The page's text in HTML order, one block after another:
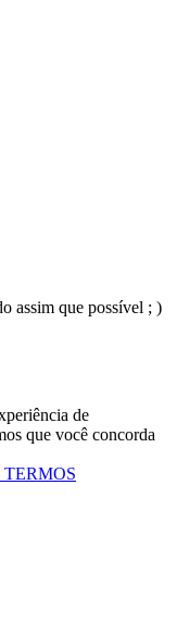
assim que possível ; )
de
que você concorda
TERMOS